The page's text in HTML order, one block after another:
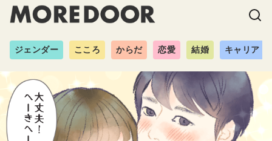
ジェンダー こころ からだ 恋愛 結婚 キャリア